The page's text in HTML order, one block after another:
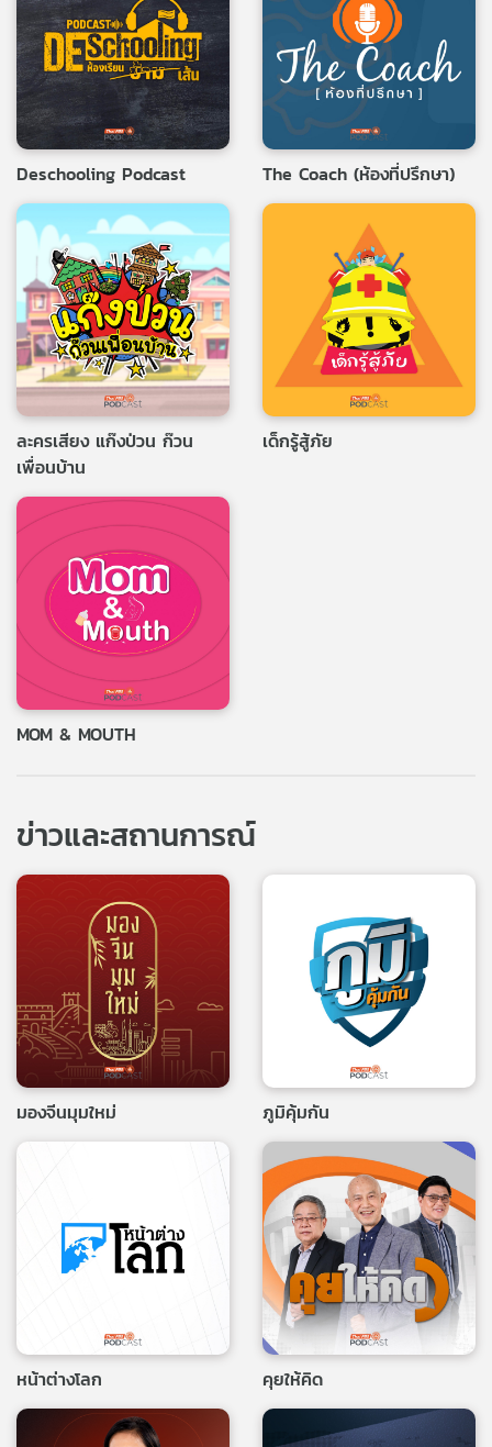
Deschooling Podcast The Coach (ห้องที่ปรึกษา)
ละครเสียง แก๊งป่วน ก๊วน
เพื่อนบ้าน
เด็กรู้สู้ภัย
MOM & MOUTH
ข่าวและสถานการณ์
มองจีนมุมใหม่ ภูมิคุ้มกัน
หน้าต่างโลก คุยให้คิด